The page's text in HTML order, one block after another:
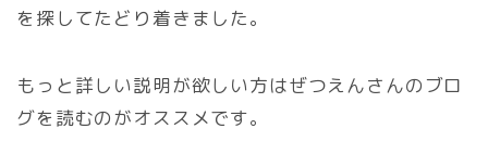
を探してたどり着きました。
もっと詳しい説明が欲しい方はぜつえんさんのブロ
グを読むのがオススメです。